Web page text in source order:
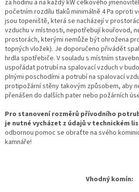
za hodinu a na každý kW celkového
početním rozdílu tlaků minimálně 4 Pa oproti
jsou topeniště, která se nacházejí v
vzduchu v místnosti, nepotřebují kouřovod,
prostorách, kterými nemůže být ohrožena
topných vložek). Je doporučeno přivádět
hrdla spotřebiče. V souladu s místním
uspořádat potrubí na spalovací vzduch v
plnými poschodími a potrubí na spalovací
protipožární stěny takovým způsobem, aby
přenášen do dalších pater nebo požárních
Pro stanovení rozměrů přívodního
je nutné vycházet z údajů v technickém
odbornou pomoc se obraťte na svého
kamnáře!
Vhodný komín: